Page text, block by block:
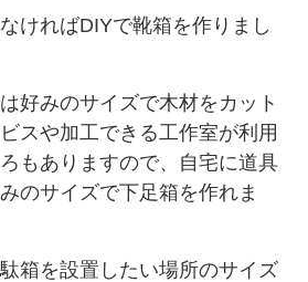
ければDIYで靴箱を作りまし
好みのサイズで木材をカット
スや加工できる工作室が利用
もありますので、自宅に道具
のサイズで下足箱を作れま
箱を設置したい場所のサイズ